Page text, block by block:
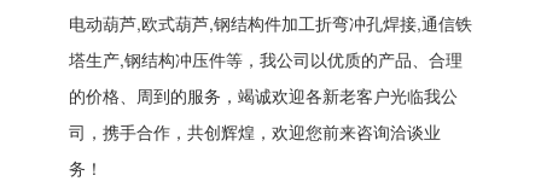
电动葫芦,欧式葫芦,钢结构件加工折弯冲孔焊接,通信铁
塔生产,钢结构冲压件等，我公司以优质的产品、合理
的价格、周到的服务，竭诚欢迎各新老客户光临我公
司，携手合作，共创辉煌，欢迎您前来咨询洽谈业
务！